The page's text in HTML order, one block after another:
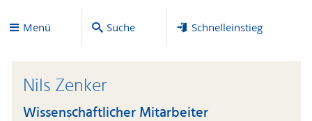
Menü Suche Schnelleinstieg
Nils Zenker
Wissenschaftlicher Mitarbeiter